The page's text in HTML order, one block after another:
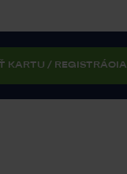
KARTU / REGISTRÁCIA